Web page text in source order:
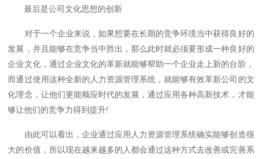
最后是公司文化思想的创新
对于一个企业来说，如果想要在长期的竞争环境当中获得良好的
发展，并且能够在竞争当中胜出，那么此时就必须要形成一种良好的
企业文化，通过企业文化的革新就能够帮助一个企业走上新的台阶，
而通过使用这种全新的人力资源管理系统，就能够有效革新公司的文
化理念，让他们更能顺应时代的发展，通过应用各种高新技术，才能
够让他们的竞争力得到提升!
由此可以看出，企业通过应用人力资源管理系统确实能够创造很
大的价值，所以现在越来越多的人都会通过这种方式去改善或完善系